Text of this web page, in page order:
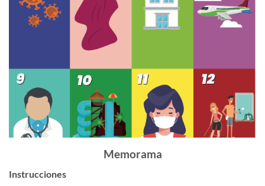
Memorama
Instrucciones